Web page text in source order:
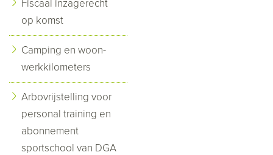
Fiscaal inzagerecht
op komst
Camping en woon-
werkkilometers
Arbovrijstelling voor
personal training en
abonnement
sportschool van DGA